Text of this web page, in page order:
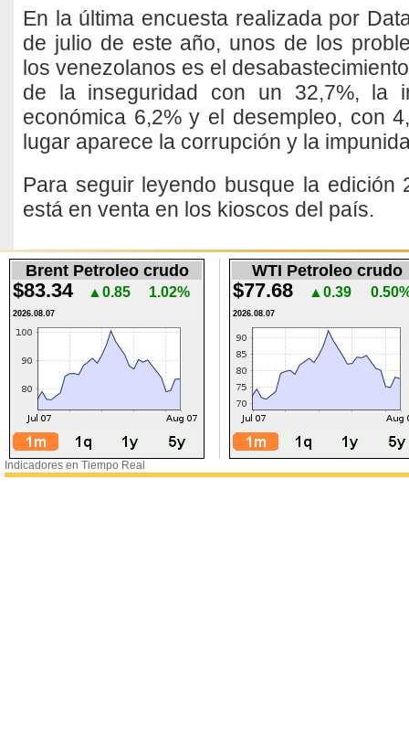
En la última encuesta realizada por
de julio de este año, unos de los
los venezolanos es el
de la inseguridad con un 32,7%, la
económica 6,2% y el desempleo, con
lugar aparece la corrupción y la
Para seguir leyendo busque la edición
está en venta en los kioscos del país.
Brent Petroleo crudo
$83.34 ▲0.85 1.02%
2026.08.07
WTI Petroleo crudo
$77.68 ▲0.39
2026.08.07
Indicadores en Tiempo Real